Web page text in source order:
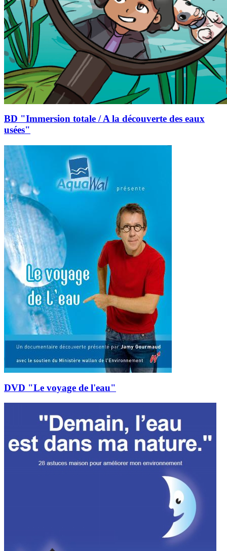
BD "Immersion totale / A la découverte des eaux
usées"
DVD "Le voyage de l'eau"